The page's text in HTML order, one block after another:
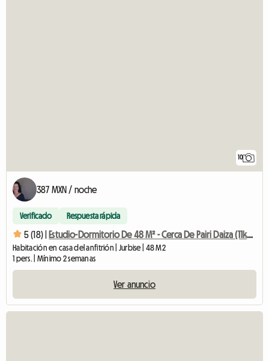
10
387 MXN / noche
Verificado Respuesta rápida
5 (18) | Estudio-Dormitorio De 48 M² - Cerca De Pairi Daiza (11kms)
Habitación en casa del anfitrión | Jurbise | 48 M2
1 pers. | Mínimo 2 semanas
Ver anuncio